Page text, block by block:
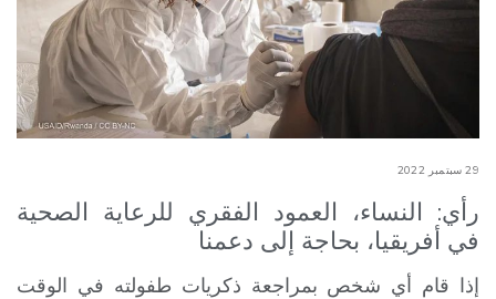
29 سبتمبر 2022
رأي: النساء، العمود الفقري للرعاية الصحية
في أفريقيا، بحاجة إلى دعمنا
إذا قام أي شخص بمراجعة ذكريات طفولته في الوقت